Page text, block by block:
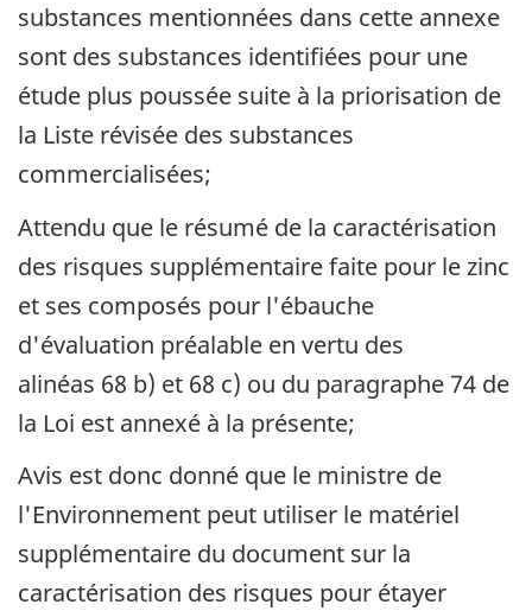
substances mentionnées dans cette annexe
sont des substances identifiées pour une
étude plus poussée suite à la priorisation de
la Liste révisée des substances
commercialisées;
Attendu que le résumé de la caractérisation
des risques supplémentaire faite pour le zinc
et ses composés pour l'ébauche
d'évaluation préalable en vertu des
alinéas 68 b) et 68 c) ou du paragraphe 74 de
la Loi est annexé à la présente;
Avis est donc donné que le ministre de
l'Environnement peut utiliser le matériel
supplémentaire du document sur la
caractérisation des risques pour étayer